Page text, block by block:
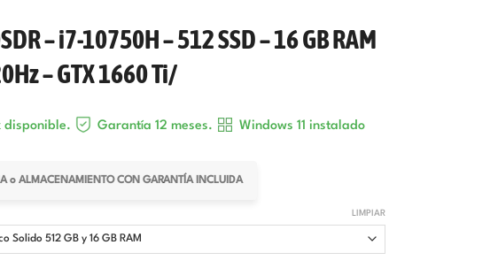
– i7-10750H – 512 SSD – 16 GB RAM
– GTX 1660 Ti/
disponible. Garantía 12 meses. Windows 11 instalado
o ALMACENAMIENTO CON GARANTÍA INCLUIDA
LIMPIAR